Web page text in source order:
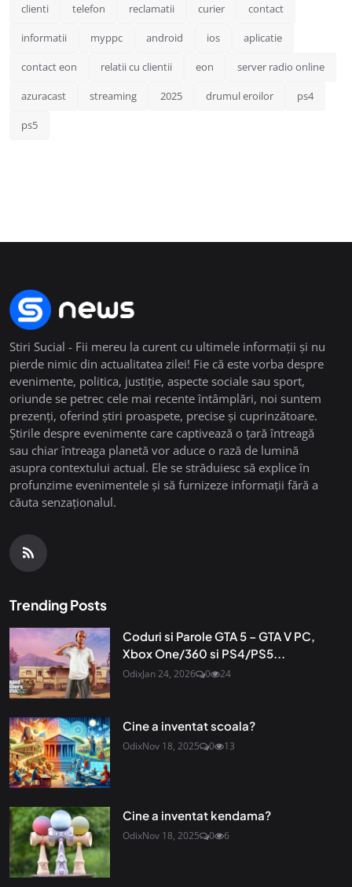
clienti telefon reclamatii curier contact
informatii myppc android ios aplicatie
contact eon relatii cu clientii eon server radio online
azuracast streaming 2025 drumul eroilor ps4
ps5
Stiri Sucial - Fii mereu la curent cu ultimele informații și nu
pierde nimic din actualitatea zilei! Fie că este vorba despre
evenimente, politica, justiție, aspecte sociale sau sport,
oriunde se petrec cele mai recente întâmplări, noi suntem
prezenți, oferind știri proaspete, precise și cuprinzătoare.
Știrile despre evenimente care captivează o țară întreagă
sau chiar întreaga planetă vor aduce o rază de lumină
asupra contextului actual. Ele se străduiesc să explice în
profunzime evenimentele și să furnizeze informații fără a
căuta senzaționalul.
Trending Posts
Coduri si Parole GTA 5 – GTA V PC,
Xbox One/360 si PS4/PS5...
OdixJan 24, 2026 0 24
Cine a inventat scoala?
OdixNov 18, 2025 0 13
Cine a inventat kendama?
OdixNov 18, 2025 0 6